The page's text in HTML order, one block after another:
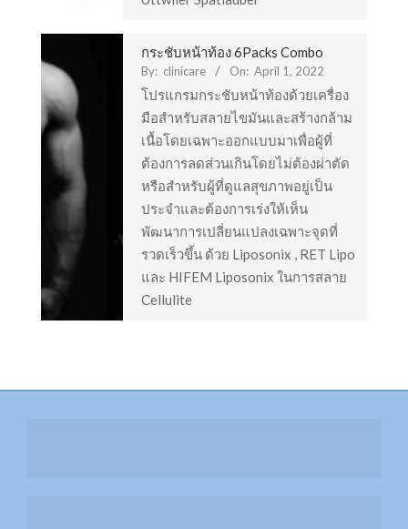
กระชับหน้าท้อง 6Packs Combo
By: clinicare On: April 1, 2022
โปรแกรมกระชับหน้าท้องด้วยเครื่อง
มือสำหรับสลายไขมันและสร้างกล้าม
เนื้อโดยเฉพาะออกแบบมาเพื่อผู้ที่
ต้องการลดส่วนเกินโดยไม่ต้องผ่าตัด
หรือสำหรับผู้ที่ดูแลสุขภาพอยู่เป็น
ประจำและต้องการเร่งให้เห็น
พัฒนาการเปลี่ยนแปลงเฉพาะจุดที่
รวดเร็วขึ้น ด้วย Liposonix , RET Lipo
และ HIFEM Liposonix ในการสลาย
Cellulite
หลุมสิวแก้ได้ด้วย e-Matrix
สร้าง 6 Pack HIFEM
หน้าใสด้วย Laser CO2